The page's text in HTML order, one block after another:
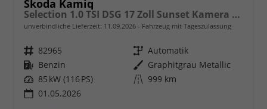
Skoda Kamiq
Selection 1.0 TSI DSG 17 Zoll Sunset Kamera PDC v+h
unverbindliche Lieferzeit: 11.09.2026 Fahrzeug mit Tageszulassung
Fahrzeugnr. 82965 Getriebe Automatik
Kraftstoff Benzin Außenfarbe Graphitgrau Metallic
Leistung 85 kW (116 PS) Kilometerstand 999 km
01.05.2026